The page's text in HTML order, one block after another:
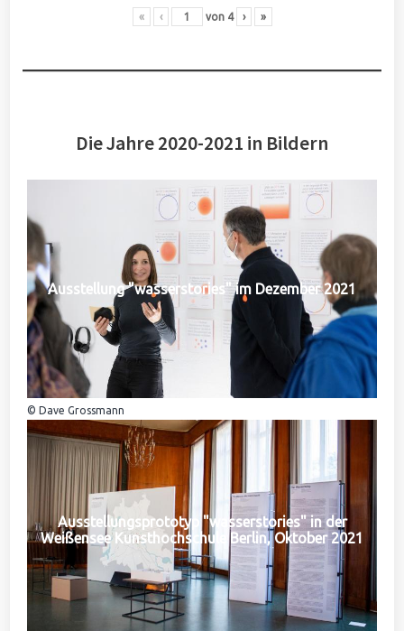
« ‹ von 4 › »
Die Jahre 2020-2021 in Bildern
Ausstellung "wasserstories" im Dezember 2021
© Dave Grossmann
Ausstellungsprototyp "wasserstories" in der
Weißensee Kunsthochschule Berlin, Oktober 2021